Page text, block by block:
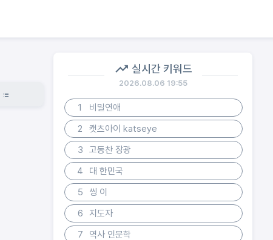
실시간 키워드
2026.08.06 19:55
1
비밀연애
2
캣츠아이 katseye
3
고동찬 장광
4
대 한민국
5
씽 이
6
지도자
7
역사 인문학